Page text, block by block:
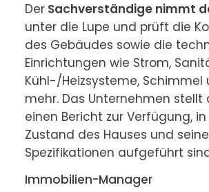
Der Sachverständige nimmt
unter die Lupe und prüft die
des Gebäudes sowie die
Einrichtungen wie Strom,
Kühl-/Heizsysteme, Schimmel
mehr. Das Unternehmen stellt
einen Bericht zur Verfügung,
Zustand des Hauses und seine
Spezifikationen aufgeführt
Immobilien-Manager